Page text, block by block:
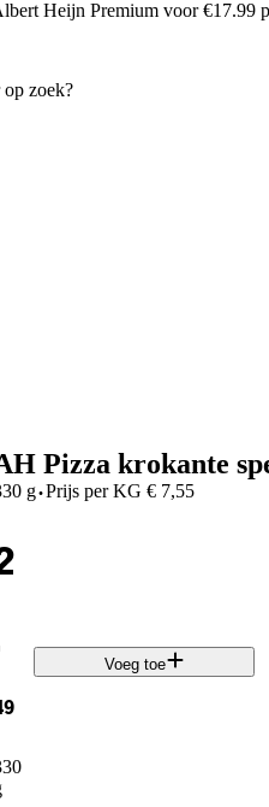
Heijn Premium voor €17.99
Pizza krokante
g·Prijs per KG € 7,55
Voeg toe